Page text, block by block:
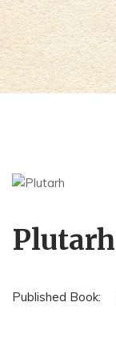
Plutarh
Published Book: